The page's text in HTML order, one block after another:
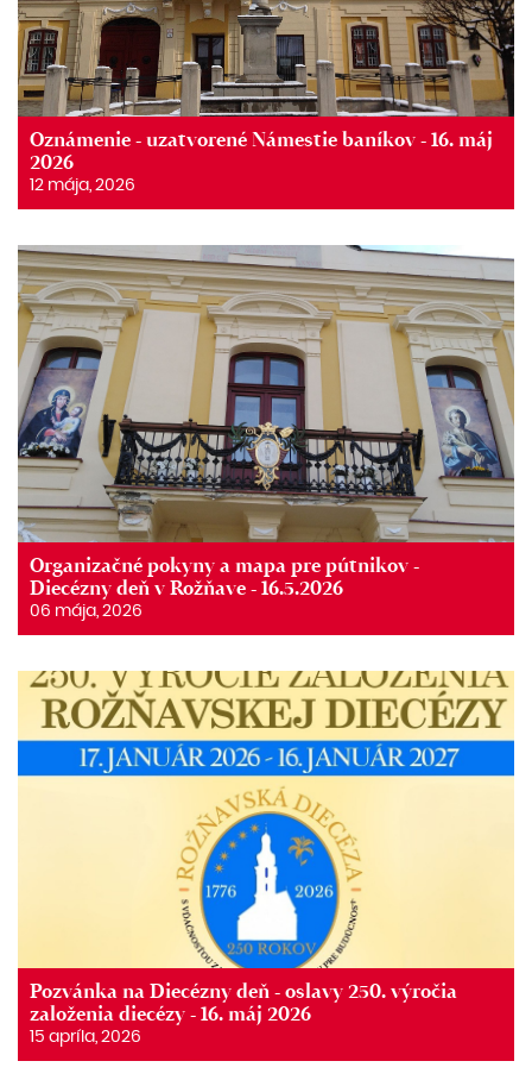
Oznámenie - uzatvorené Námestie baníkov - 16. máj
2026
12 mája, 2026
Organizačné pokyny a mapa pre pútnikov -
Diecézny deň v Rožňave - 16.5.2026
06 mája, 2026
Pozvánka na Diecézny deň - oslavy 250. výročia
založenia diecézy - 16. máj 2026
15 apríla, 2026